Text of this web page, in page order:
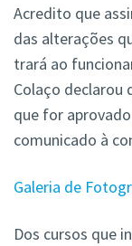
Acredito que
das alterações
trará ao
Colaço declarou
que for
comunicado à
Galeria de
Dos cursos que